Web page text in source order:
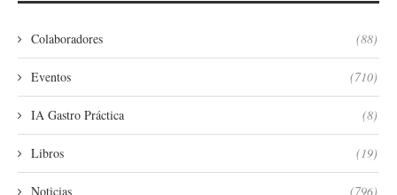
Colaboradores (88)
Eventos (710)
IA Gastro Práctica (8)
Libros (19)
Noticias (796)